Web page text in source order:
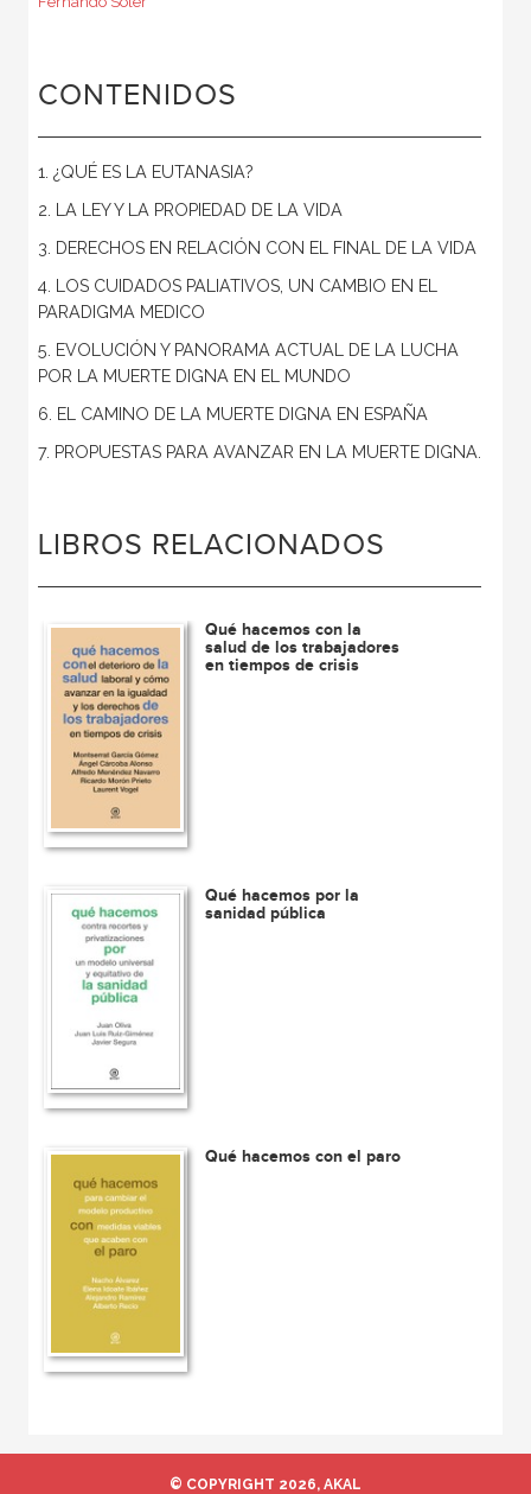
CONTENIDOS
1. ¿QUÉ ES LA EUTANASIA?
2. LA LEY Y LA PROPIEDAD DE LA VIDA
3. DERECHOS EN RELACIÓN CON EL FINAL DE LA VIDA
4. LOS CUIDADOS PALIATIVOS, UN CAMBIO EN EL
PARADIGMA MEDICO
5. EVOLUCIÓN Y PANORAMA ACTUAL DE LA LUCHA
POR LA MUERTE DIGNA EN EL MUNDO
6. EL CAMINO DE LA MUERTE DIGNA EN ESPAÑA
7. PROPUESTAS PARA AVANZAR EN LA MUERTE DIGNA.
LIBROS RELACIONADOS
Qué hacemos con la
salud de los trabajadores
en tiempos de crisis
Qué hacemos por la
sanidad pública
Qué hacemos con el paro
© COPYRIGHT 2026, AKAL